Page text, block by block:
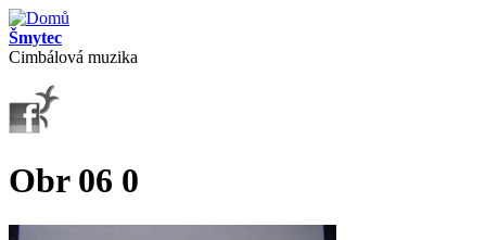
Přejít k hlavnímu obsahu
Šmytec
Cimbálová muzika
Obr 06 0